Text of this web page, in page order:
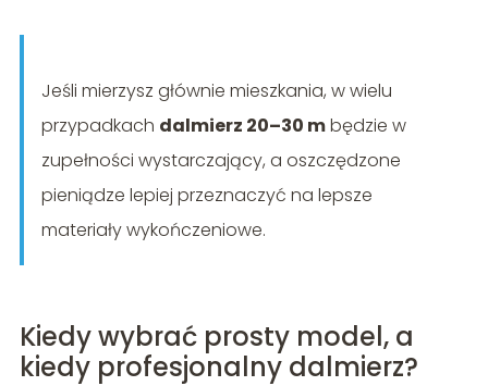
Jeśli mierzysz głównie mieszkania, w wielu
przypadkach dalmierz 20–30 mbędzie w
zupełności wystarczający, a oszczędzone
pieniądze lepiej przeznaczyć na lepsze
materiały wykończeniowe.
Kiedy wybrać prosty model, a
kiedy profesjonalny dalmierz?